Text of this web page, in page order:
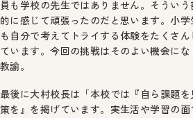
員も学校の先生ではありません。そうい
的に感じて頑張ったのだと思います。小学
も自分で考えてトライする体験をたくさん
ています。今回の挑戦はそのよい機会に
教諭。
最後に大村校長は「本校では『自ら課題
策を』を掲げています。実生活や学習の